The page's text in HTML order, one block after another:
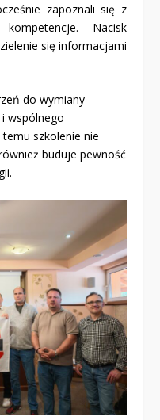
zapoznali się z
Nacisk
się informacjami
do wymiany
wspólnego
szkolenie nie
buduje pewność